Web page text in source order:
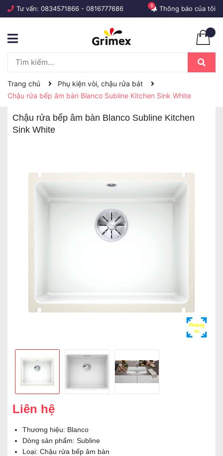
Tư vấn: 0834571866 - 0816777686 Thông báo của tôi
8
Trang chủ
Phụ kiện vòi, chậu rửa bát
Chậu rửa bếp âm bàn Blanco Subline Kitchen Sink White
Chậu rửa bếp âm bàn Blanco Subline Kitchen
Sink White
Phóng
to
Liên hệ
Thương hiệu: Blanco
Dòng sản phẩm: Subline
Loại: Chậu rửa bếp âm bàn